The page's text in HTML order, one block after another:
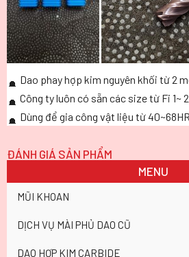
Dao phay hợp kim nguyên khối từ 2
Công ty luôn có sẵn các size từ Fi 1~
Dùng để gia công vật liệu từ
ĐÁNH GIÁ SẢN PHẨM
MENU
MŨI KHOAN
DỊCH VỤ MÀI PHỦ DAO CŨ
DAO HỢP KIM CARBIDE